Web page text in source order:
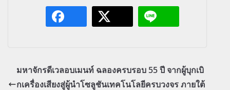
มหาจักรดีเวลอบเมนท์ ฉลองครบรอบ 55 ปี จากผู้บุกเบิ
กเครื่องเสียงสู่ผู้นำโซลูชันเทคโนโลยีครบวงจร ภายใต้